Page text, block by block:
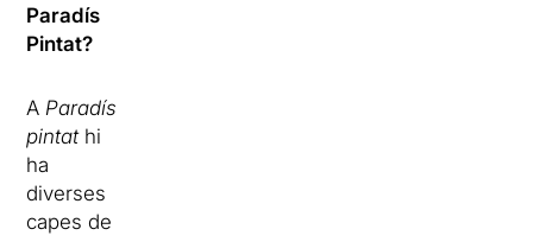
Paradís
Pintat?
A Paradís
pintathi
ha
diverses
capes de